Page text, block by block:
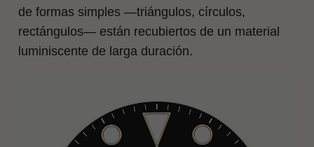
de formas simples —triángulos, círculos,
rectángulos— están recubiertos de un material
luminiscente de larga duración.